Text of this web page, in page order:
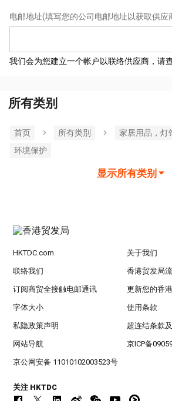
电邮地址(填写您的公司电邮地址以获取供应
我们会为您建立一个帐户以联络供应商，请
所有类别
首页 所有类別
家居用品，灯
环境保护
显示所有类别
HKTDC.com 关于我们
联络我们 香港贸发局
订阅商贸全接触电邮通讯 更新您的香
字体大小 使用条款
私隐政策声明 超连结条款
网站导航 京ICP备
京公网安备 11010102003523号
关注 HKTDC